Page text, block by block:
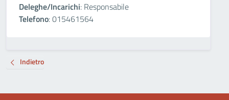
Deleghe/Incarichi: Responsabile
Telefono: 015461564
Indietro